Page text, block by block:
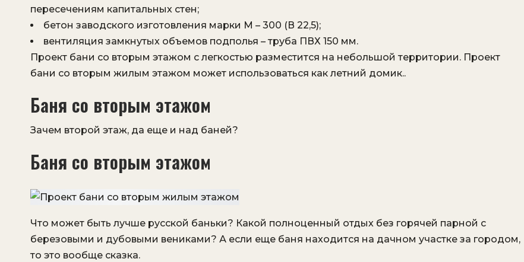
пересечениям капитальных стен;
бетон заводского изготовления марки М – 300 (В 22,5);
вентиляция замкнутых объемов подполья – труба ПВХ 150 мм.
Проект бани со вторым этажом с легкостью разместится на небольшой территории. Проект
бани со вторым жилым этажом может использоваться как летний домик..
Баня со вторым этажом
Зачем второй этаж, да еще и над баней?
Баня со вторым этажом
Что может быть лучше русской баньки? Какой полноценный отдых без горячей парной с
березовыми и дубовыми вениками? А если еще баня находится на дачном участке за городом,
то это вообще сказка.